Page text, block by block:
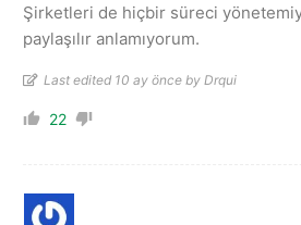
Şirketleri de hiçbir süreci
paylaşılır anlamıyorum.
Last edited 10 ay önce by Drqui
22